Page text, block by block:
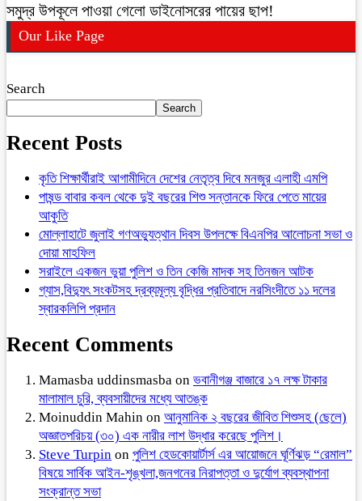
সমুদ্র উপকূলে পাওয়া গেলো ডাইনোসরের পায়ের ছাপ!
Our Like Page
Search
Search
Recent Posts
কৃতি শিক্ষার্থীরাই আগামীদিনে দেশের নেতৃত্ব দিবে মনজুর এলাহী এমপি
পাষন্ড বাবার কবল থেকে দুই বছরের শিশু সন্তানকে ফিরে পেতে মায়ের
আকুতি
মোল্লাহাটে জুলাই গণঅভ্যুত্থান দিবস উপলক্ষে বিএনপির আলোচনা সভা ও
দোয়া মাহফিল
সরাইলে একজন ভুয়া পুলিশ ও তিন কেজি মাদক সহ তিনজন আটক
গ্যাস,বিদ্যুৎ সংকটসহ দ্রব্যমূল্য বৃদ্ধির প্রতিবাদে নরসিংদীতে ১১ দলের
স্বারকলিপি প্রদান
Recent Comments
Mamasba uddinsmasba on ভবানীগঞ্জ বাজারে ১৭ লক্ষ টাকার
মালামাল চুরি, ব্যবসায়ীদের মধ্যে আতঙ্ক
Moinuddin Mahin on আনুমানিক ২ বছরের জীবিত শিশুসহ (ছেলে)
অজ্ঞাতপরিচয় (৩০) এক নারীর লাশ উদ্ধার করেছে পুলিশ।
Steve Turpin on পুলিশ হেডকোয়ার্টার্স এর আয়োজনে ঘূর্ণিঝড় “রেমাল”
বিষয়ে সার্বিক আইন-শৃঙ্খলা,জনগনের নিরাপত্তা ও দুর্যোগ ব্যবস্থাপনা
সংক্রান্ত সভা